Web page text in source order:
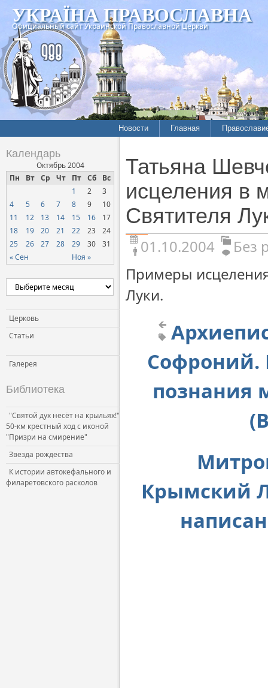
УКРАЇНА ПРАВОСЛАВНА
Официальный сайт Украинской Православной Церкви
Новости Главная
Календарь
Октябрь 2004
Пн
Вт Ср Чт Пт Сб Вс
« Сен Ноя »
1 2
3
4
5 6 7 8 9
10
11
12 13 14 15 16
17
18
19 20 21 22 23
24
25
26 27 28 29 30 31
Церковь
Статьи
Галерея
Библиотека
"Святой дух несёт на крыльях!"
50-км крестный ход с иконой
"Призри на смирение"
Звезда рождества
К истории автокефального и
филаретовского расколов
Татьяна
исцеления в
Святителя
01.10.2004
Без
Примеры
Луки.
Софроний.
познания
Крымский